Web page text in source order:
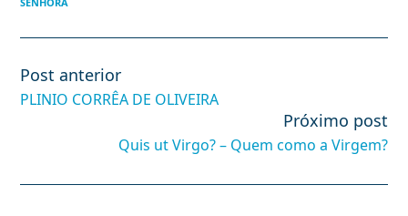
Leia
artigos
Post anterior
PLINIO CORRÊA DE OLIVEIRA
Próximo post
Quis ut Virgo? – Quem como a Virgem?